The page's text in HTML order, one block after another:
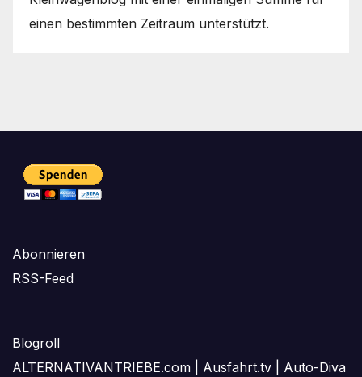
einen bestimmten Zeitraum unterstützt.
Abonnieren
RSS-Feed
Blogroll
ALTERNATIVANTRIEBE.com
Ausfahrt.tv
Auto-Diva